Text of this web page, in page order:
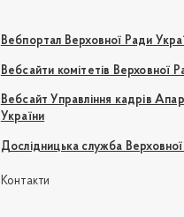
Вебпортал Верховної Ради
Вебсайти комітетів Верховної
Вебсайт Управління кадрів
України
Дослідницька служба
Контакти